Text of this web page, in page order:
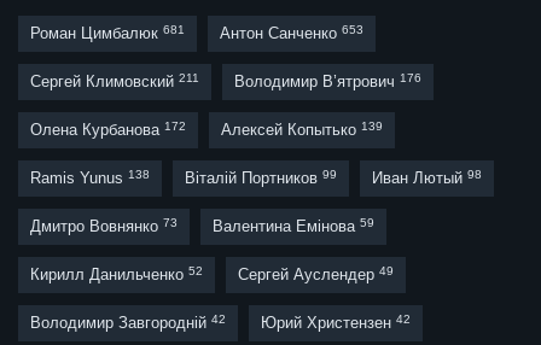
Роман Цимбалюк 681 Антон Санченко 653
Сергей Климовский 211 Володимир В’ятрович 176
Олена Курбанова 172 Алексей Копытько 139
Ramis Yunus 138 Віталій Портников 99 Иван Лютый 98
Дмитро Вовнянко 73 Валентина Емінова 59
Кирилл Данильченко 52 Сергей Ауслендер 49
Володимир Завгородній 42 Юрий Христензен 42